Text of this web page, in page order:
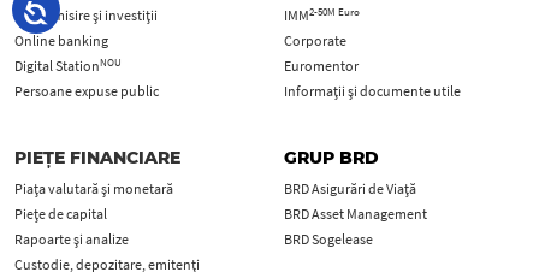
Economisire și investiții
Online banking
Digital StationNOU
Persoane expuse public
IMM2-50M Euro
Corporate
Euromentor
Informații și documente utile
PIEȚE FINANCIARE
Piața valutară și monetară
Piețe de capital
Rapoarte și analize
Custodie, depozitare, emitenți
GRUP BRD
BRD Asigurări de Viață
BRD Asset Management
BRD Sogelease